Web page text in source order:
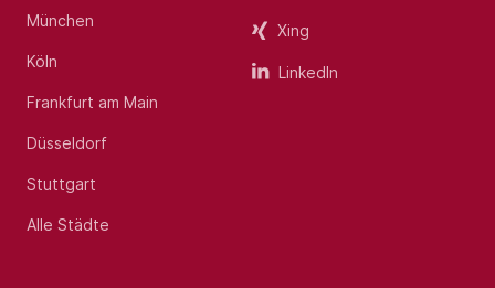
München
Köln
Frankfurt am Main
Düsseldorf
Stuttgart
Alle Städte
Xing
LinkedIn